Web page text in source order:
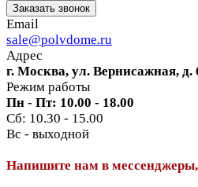
Заказать звонок
Email
sale@polvdome.ru
Адрес
г. Москва, ул. Вернисажная, д.
Режим работы
Пн - Пт: 10.00 - 18.00
Сб: 10.30 - 15.00
Вс - выходной
Напишите нам в